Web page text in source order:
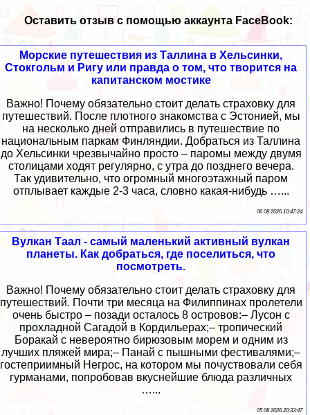
Оставить отзыв с помощью аккаунта FaceBook:
Морские путешествия из Таллина в Хельсинки,
Стокгольм и Ригу или правда о том, что творится на
капитанском мостике
Важно! Почему обязательно стоит делать страховку для
путешествий. После плотного знакомства с Эстонией, мы
на несколько дней отправились в путешествие по
национальным паркам Финляндии. Добраться из Таллина
до Хельсинки чрезвычайно просто – паромы между двумя
столицами ходят регулярно, с утра до позднего вечера.
Так удивительно, что огромный многоэтажный паром
отплывает каждые 2-3 часа, словно какая-нибудь …...
06 08 2026 10:47:24
Вулкан Таал - самый маленький активный вулкан
планеты. Как добраться, где поселиться, что
посмотреть.
Важно! Почему обязательно стоит делать страховку для
путешествий. Почти три месяца на Филиппинах пролетели
очень быстро – позади осталось 8 островов:– Лусон с
прохладной Сагадой в Кордильерах;– тропический
Боракай с невероятно бирюзовым морем и одним из
лучших пляжей мира;– Панай с пышными фестивалями;–
гостеприимный Негрос, на котором мы почуствовали себя
гурманами, попробовав вкуснейшие блюда различных
…...
05 08 2026 20:33:47